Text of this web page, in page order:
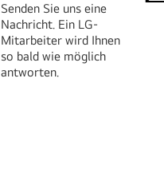
Senden Sie uns eine
Nachricht. Ein LG-
Mitarbeiter wird Ihnen
so bald wie möglich
antworten.